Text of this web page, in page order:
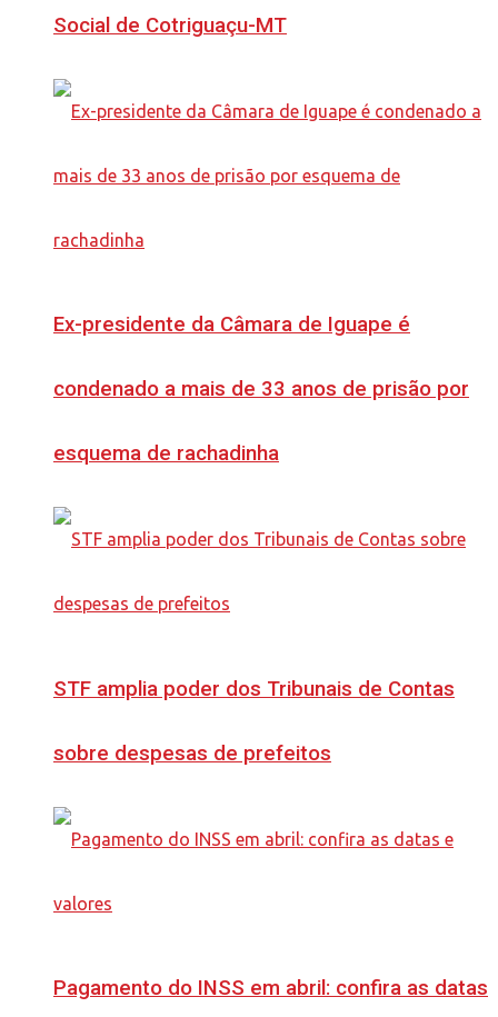
Social de Cotriguaçu-MT
Ex-presidente da Câmara de Iguape é
condenado a mais de 33 anos de prisão por
esquema de rachadinha
STF amplia poder dos Tribunais de Contas
sobre despesas de prefeitos
Pagamento do INSS em abril: confira as datas